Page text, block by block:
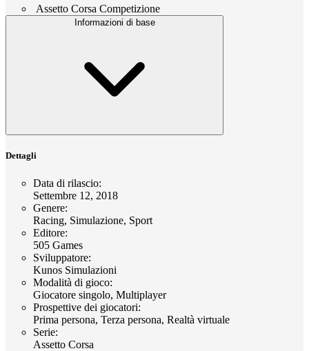
Assetto Corsa Competizione
Informazioni di base
Dettagli
Data di rilascio:
Settembre 12, 2018
Genere:
Racing, Simulazione, Sport
Editore:
505 Games
Sviluppatore:
Kunos Simulazioni
Modalità di gioco:
Giocatore singolo, Multiplayer
Prospettive dei giocatori:
Prima persona, Terza persona, Realtà virtuale
Serie:
Assetto Corsa